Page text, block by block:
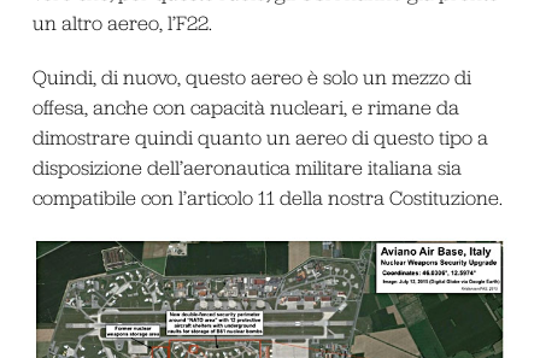
un altro aereo, l’F22.
Quindi, di nuovo, questo aereo è solo un mezzo di
offesa, anche con capacità nucleari, e rimane da
dimostrare quindi quanto un aereo di questo tipo a
disposizione dell’aeronautica militare italiana sia
compatibile con l’articolo 11 della nostra Costituzione.